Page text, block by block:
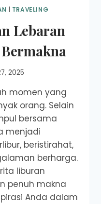
TRAVELING
Lebaran
2025
momen yang
orang. Selain
bersama
menjadi
beristirahat,
berharga.
liburan
penuh makna
Anda dalam